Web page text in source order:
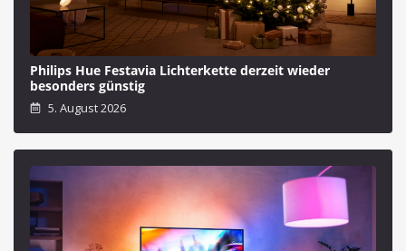
Philips Hue Festavia Lichterkette derzeit wieder
besonders günstig
5. August 2026